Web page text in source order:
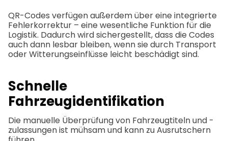
QR-Codes verfügen außerdem über eine integrierte
Fehlerkorrektur – eine wesentliche Funktion für die
Logistik. Dadurch wird sichergestellt, dass die Codes
auch dann lesbar bleiben, wenn sie durch Transport
oder Witterungseinflüsse leicht beschädigt sind.
Schnelle
Fahrzeugidentifikation
Die manuelle Überprüfung von Fahrzeugtiteln und -
zulassungen ist mühsam und kann zu Ausrutschern